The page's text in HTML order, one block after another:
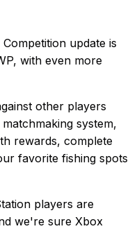
update is
with even more
other players
system,
rewards, complete
favorite fishing spots
players are
we're sure Xbox